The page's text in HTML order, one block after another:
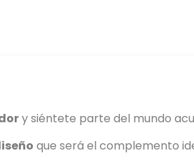
y siéntete parte del mundo
que será el complemento